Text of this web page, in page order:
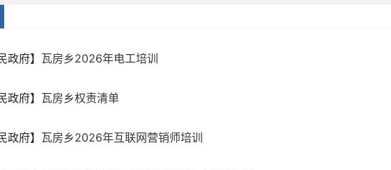
政府】 瓦房乡2026年电工培训
政府】 瓦房乡权责清单
政府】 瓦房乡2026年互联网营销师培训